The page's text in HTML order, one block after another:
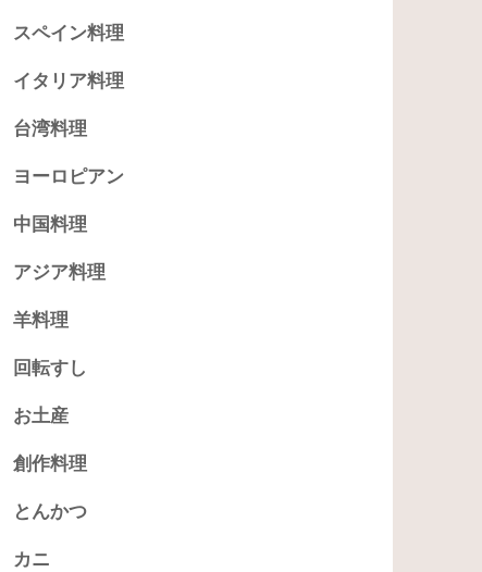
スペイン料理
イタリア料理
台湾料理
ヨーロピアン
中国料理
アジア料理
羊料理
回転すし
お土産
創作料理
とんかつ
カニ